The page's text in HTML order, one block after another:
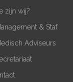
zijn wij?
& Staf
Adviseurs